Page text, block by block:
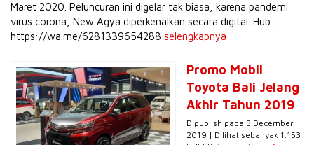
Maret 2020. Peluncuran ini digelar tak biasa, karena pandemi
virus corona, New Agya diperkenalkan secara digital. Hub :
https://wa.me/6281339654288 selengkapnya
Promo Mobil
Toyota Bali Jelang
Akhir Tahun 2019
Dipublish pada 3 December
2019 | Dilihat sebanyak 1.153